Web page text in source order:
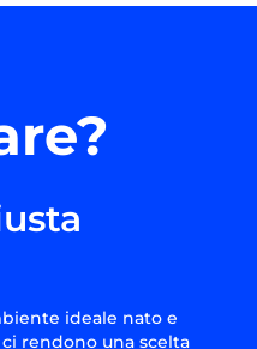
ideale nato e
rendono una scelta